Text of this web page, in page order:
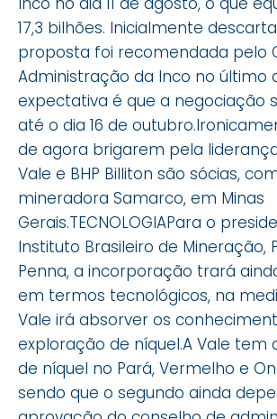
17,3 bilhões. Inicialmente
proposta foi recomendada pelo
Administração da Inco no último
expectativa é que a negociação
até o dia 16 de
de agora brigarem pela
Vale e BHP Billiton são sócias,
mineradora Samarco, em Minas
Gerais.TECNOLOGIAPara o
Instituto Brasileiro de Mineração,
Penna, a incorporação trará
em termos tecnológicos, na
Vale irá absorver os
exploração de níquel.A Vale tem
de níquel no Pará, Vermelho e
sendo que o segundo ainda